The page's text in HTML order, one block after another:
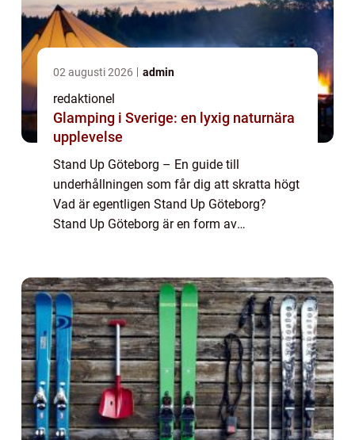
02 augusti 2026 admin
redaktionel
Glamping i Sverige: en lyxig naturnära
upplevelse
Stand Up Göteborg – En guide till
underhållningen som får dig att skratta högt
Vad är egentligen Stand Up Göteborg?
Stand Up Göteborg är en form av
komiker so...